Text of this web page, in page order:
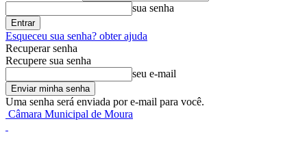
sua senha
Esqueceu sua senha? obter ajuda
Recuperar senha
Recupere sua senha
seu e-mail
Uma senha será enviada por e-mail para você.
Câmara Municipal de Moura